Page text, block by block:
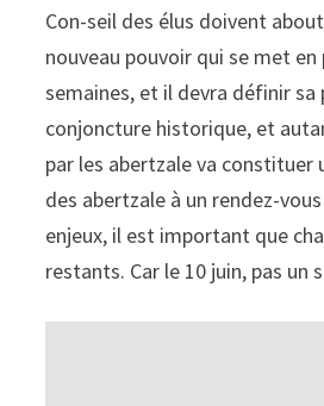
Con-seil des élus doivent
nouveau pouvoir qui se met en
semaines, et il devra définir
conjoncture historique, et
par les abertzale va
des abertzale à un rendez-
enjeux, il est important que
restants. Car le 10 juin, pas